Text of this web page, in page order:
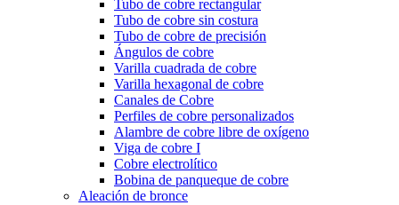
Tubo de cobre rectangular
Tubo de cobre sin costura
Tubo de cobre de precisión
Ángulos de cobre
Varilla cuadrada de cobre
Varilla hexagonal de cobre
Canales de Cobre
Perfiles de cobre personalizados
Alambre de cobre libre de oxígeno
Viga de cobre I
Cobre electrolítico
Bobina de panqueque de cobre
Aleación de bronce